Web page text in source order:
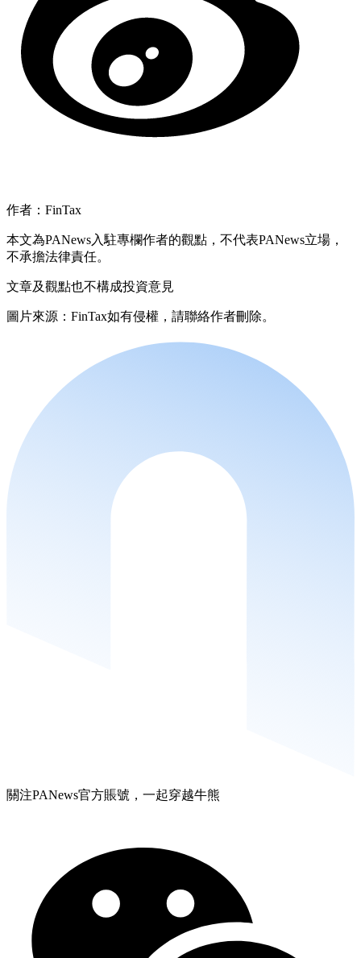
作者：FinTax
本文為PANews入駐專欄作者的觀點，不代表PANews立場，
不承擔法律責任。
文章及觀點也不構成投資意見
圖片來源：FinTax如有侵權，請聯絡作者刪除。
關注PANews官方賬號，一起穿越牛熊